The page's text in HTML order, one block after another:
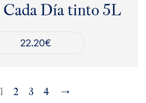
Cada Día tinto 5L
22.20€
1 2 3 4 →